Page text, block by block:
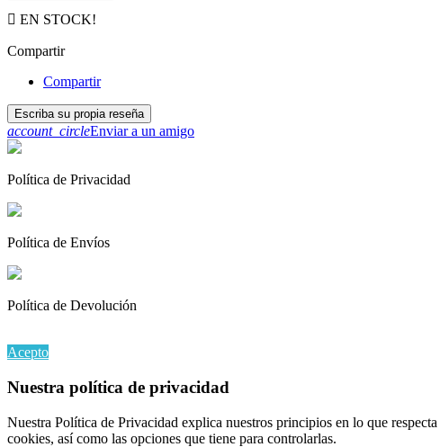
 EN STOCK!
Compartir
Compartir
Escriba su propia reseña
account_circleEnviar a un amigo
Política de Privacidad
Política de Envíos
Política de Devolución
Acepto
Nuestra política de privacidad
Nuestra Política de Privacidad explica nuestros principios en lo que
cookies, así como las opciones que tiene para controlarlas.